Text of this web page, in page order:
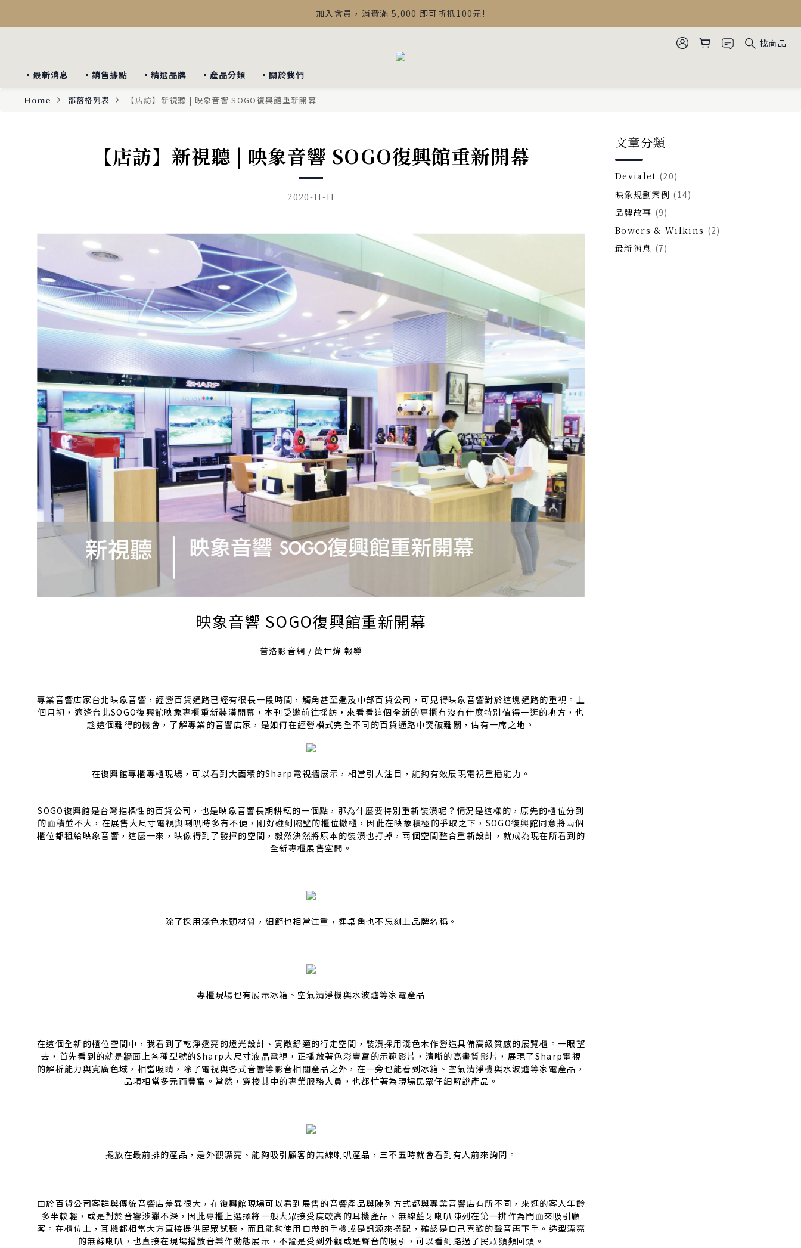
【最新公告】Devialet Mania 盒內配件調整說明
加入會員，消費滿 5,000 即可折抵100元!
找商品
▪︎最新消息 ▪︎銷售據點 ▪︎精選品牌 ▪︎產品分類 ▪︎關於我們
Home 部落格列表 【店訪】新視聽 | 映象音響 SOGO復興館重新開幕
【店訪】新視聽 | 映象音響 SOGO復興館重新開幕
2020-11-11
映象音響 SOGO復興館重新開幕
普洛影音網 / 黃世煒 報導
專業音響店家台北映象音響，經營百貨通路已經有很長一段時間，觸角甚至遍及中部百貨公司，可見得映象音響對於這塊通路的重視。上
個月初，適逢台北SOGO復興館映象專櫃重新裝潢開幕，本刊受邀前往採訪，來看看這個全新的專櫃有沒有什麼特別值得一逛的地方，也
趁這個難得的機會，了解專業的音響店家，是如何在經營模式完全不同的百貨通路中突破難關，佔有一席之地。
在復興館專櫃專櫃現場，可以看到大面積的Sharp電視牆展示，相當引人注目，能夠有效展現電視重播能力。
SOGO復興館是台灣指標性的百貨公司，也是映象音響長期耕耘的一個點，那為什麼要特別重新裝潢呢？情況是這樣的，原先的櫃位分到
的面積並不大，在展售大尺寸電視與喇叭時多有不便，剛好碰到隔壁的櫃位撤櫃，因此在映象積極的爭取之下，SOGO復興館同意將兩個
櫃位都租給映象音響，這麼一來，映像得到了發揮的空間，毅然決然將原本的裝潢也打掉，兩個空間整合重新設計，就成為現在所看到的
全新專櫃展售空間。
除了採用淺色木頭材質，細節也相當注重，連桌角也不忘刻上品牌名稱。
專櫃現場也有展示冰箱、空氣清淨機與水波爐等家電產品
在這個全新的櫃位空間中，我看到了乾淨透亮的燈光設計、寬敞舒適的行走空間，裝潢採用淺色木作營造具備高級質感的展覽櫃。一眼望
去，首先看到的就是牆面上各種型號的Sharp大尺寸液晶電視，正播放著色彩豐富的示範影片，清晰的高畫質影片，展現了Sharp電視
的解析能力與寬廣色域，相當吸睛，除了電視與各式音響等影音相關產品之外，在一旁也能看到冰箱、空氣清淨機與水波爐等家電產品，
品項相當多元而豐富。當然，穿梭其中的專業服務人員，也都忙著為現場民眾仔細解說產品。
擺放在最前排的產品，是外觀漂亮、能夠吸引顧客的無線喇叭產品，三不五時就會看到有人前來詢問。
由於百貨公司客群與傳統音響店差異很大，在復興館現場可以看到展售的音響產品與陳列方式都與專業音響店有所不同，來逛的客人年齡
多半較輕，或是對於音響涉獵不深，因此專櫃上選擇將一般大眾接受度較高的耳機產品、無線藍牙喇叭陳列在第一排作為門面來吸引顧
客。在櫃位上，耳機都相當大方直接提供民眾試聽，而且能夠使用自帶的手機或是訊源來搭配，確認是自己喜歡的聲音再下手。造型漂亮
的無線喇叭，也直接在現場播放音樂作動態展示，不論是受到外觀或是聲音的吸引，可以看到路過了民眾頻頻回頭。
文章分類
Devialet (20)
映象規劃案例 (14)
品牌故事 (9)
Bowers & Wilkins (2)
最新消息 (7)